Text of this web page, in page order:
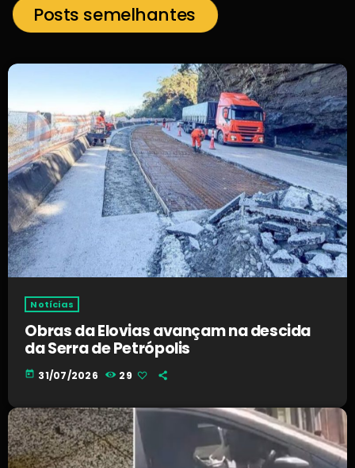
Posts semelhantes
Notícias
Obras da Elovias avançam na descida
da Serra de Petrópolis
today 31/07/2026 29